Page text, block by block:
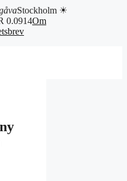
Stockholm ☀
0.0914Om